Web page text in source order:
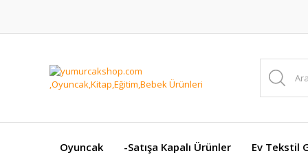
Oyuncak -Satışa Kapalı Ürünler Ev Tekstil